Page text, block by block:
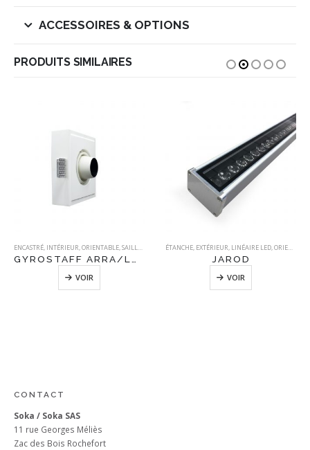
ACCESSOIRES & OPTIONS
PRODUITS SIMILAIRES
ENCASTRÉ, INTÉRIEUR,ORIENTABLE,SAILLANT STAFF
GYROSTAFF ARRA/LONG
VOIR
ÉTANCHE, EXTÉRIEUR, LINÉAIRE LED,ORIENTABLE
JAROD
VOIR
CONTACT
Soka / Soka SAS
11 rue Georges Méliès
Zac des Bois Rochefort